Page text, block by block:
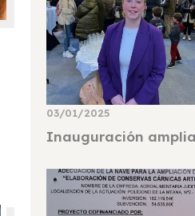
03/01/2025
Inauguración